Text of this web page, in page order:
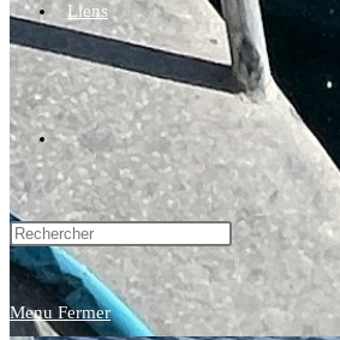
Liens
Toggle
website
Menu Fermer